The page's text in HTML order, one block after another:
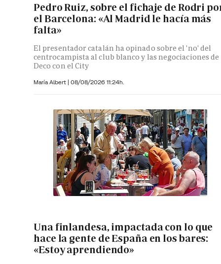
Pedro Ruiz, sobre el fichaje de Rodri
el Barcelona: «Al Madrid le hacía más
falta»
El presentador catalán ha opinado sobre el 'no' del
centrocampista al club blanco y las negociaciones de
Deco con el City
María Albert | 08/08/2026 11:24h.
Una finlandesa, impactada con lo que
hace la gente de España en los bares:
«Estoy aprendiendo»